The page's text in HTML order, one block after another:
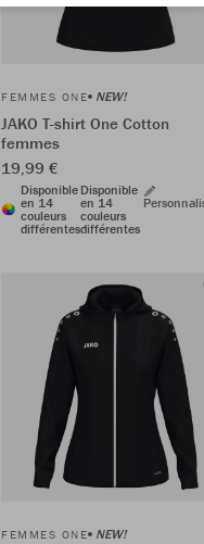
FEMMES ONE NEW!
JAKO T-shirt One Cotton
femmes
19,99 €
Disponible
en 14
couleurs
différentes
Disponible
en 14
couleurs
différentes
FEMMES ONE NEW!